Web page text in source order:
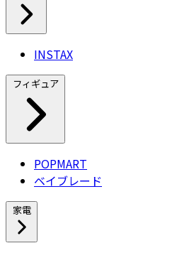
INSTAX
フィギュア
POPMART
ベイブレード
家電